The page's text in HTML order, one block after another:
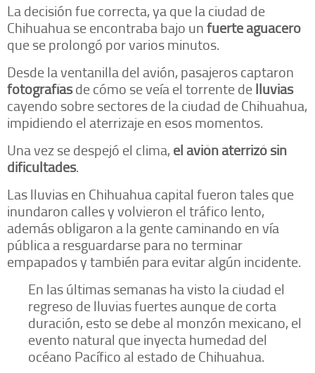
La decisión fue correcta, ya que la ciudad de
Chihuahua se encontraba bajo unfuerte aguacero
que se prolongó por varios minutos.
Desde la ventanilla del avión, pasajeros captaron
fotografíasde cómo se veía el torrente delluvias
cayendo sobre sectores de la ciudad de Chihuahua,
impidiendo el aterrizaje en esos momentos.
Una vez se despejó el clima, el aviónaterrizó sin
dificultades.
Las lluvias en Chihuahua capital fueron tales que
inundaron calles y volvieron el tráfico lento,
además obligaron a la gente caminando en vía
pública a resguardarse para no terminar
empapados y también para evitar algún incidente.
En las últimas semanas ha visto la ciudad el
regreso de lluvias fuertes aunque de corta
duración, esto se debe al monzón mexicano, el
evento natural que inyecta humedad del
océano Pacífico al estado de Chihuahua.